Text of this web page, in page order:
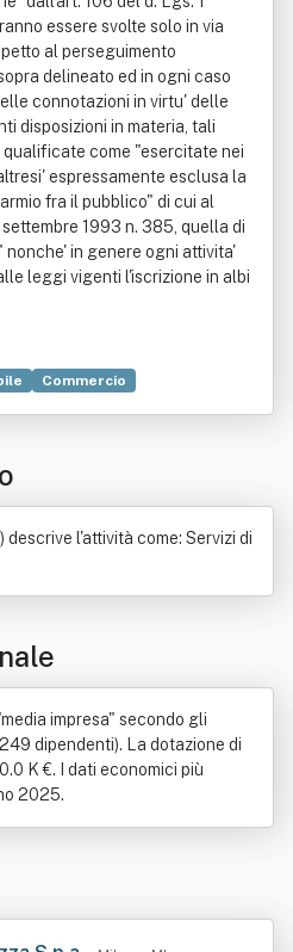
essere svolte solo in via
al perseguimento
delineato ed in ogni caso
connotazioni in virtu' delle
disposizioni in materia, tali
come "esercitate nei
espressamente esclusa la
fra il pubblico" di cui al
1993 n. 385, quella di
nonche' in genere ogni attivita'
leggi vigenti l'iscrizione in albi
Commercio
descrive l'attività come: Servizi di
impresa" secondo gli
dipendenti). La dotazione di
K €. I dati economici più
2025.